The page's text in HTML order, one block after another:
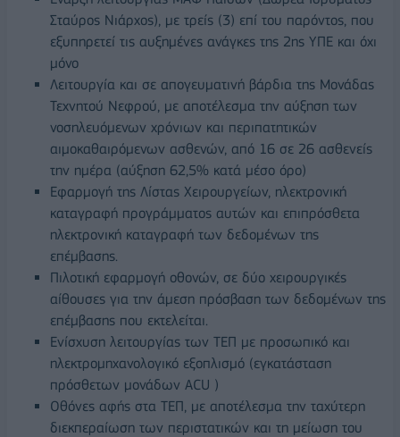
Σταύρος Νιάρχος), με τρείς (3) επί του παρόντος, που
εξυπηρετεί τις αυξημένες ανάγκες της 2ης ΥΠΕ και όχι
μόνο
Λειτουργία και σε απογευματινή βάρδια της Μονάδας
Τεχνητού Νεφρού, με αποτέλεσμα την αύξηση των
νοσηλευόμενων χρόνιων και περιπατητικών
αιμοκαθαιρόμενων ασθενών, από 16 σε 26 ασθενείς
την ημέρα (αύξηση 62,5% κατά μέσο όρο)
Εφαρμογή της Λίστας Χειρουργείων, ηλεκτρονική
καταγραφή προγράμματος αυτών και επιπρόσθετα
ηλεκτρονική καταγραφή των δεδομένων της
επέμβασης.
Πιλοτική εφαρμογή οθονών, σε δύο χειρουργικές
αίθουσες για την άμεση πρόσβαση των δεδομένων της
επέμβασης που εκτελείται.
Ενίσχυση λειτουργίας των ΤΕΠ με προσωπικό και
ηλεκτρομηχανολογικό εξοπλισμό (εγκατάσταση
πρόσθετων μονάδων ACU )
Οθόνες αφής στα ΤΕΠ, με αποτέλεσμα την ταχύτερη
διεκπεραίωση των περιστατικών και τη μείωση του